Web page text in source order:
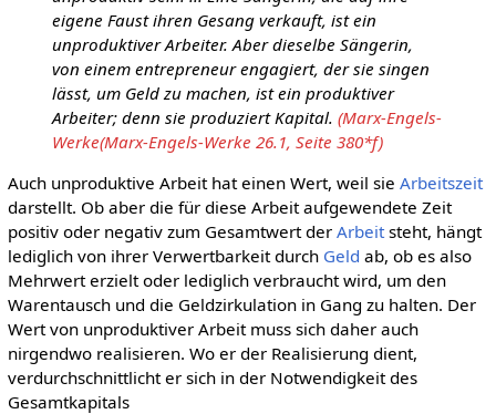
eigene Faust ihren Gesang verkauft, ist ein
unproduktiver Arbeiter. Aber dieselbe Sängerin,
von einem entrepreneur engagiert, der sie singen
lässt, um Geld zu machen, ist ein produktiver
Arbeiter; denn sie produziert Kapital. (Marx-Engels-
Werke(Marx-Engels-Werke 26.1, Seite 380*f)
Auch unproduktive Arbeit hat einen Wert, weil sie Arbeitszeit
darstellt. Ob aber die für diese Arbeit aufgewendete Zeit
positiv oder negativ zum Gesamtwert der Arbeitsteht, hängt
lediglich von ihrer Verwertbarkeit durch Geld ab, ob es also
Mehrwert erzielt oder lediglich verbraucht wird, um den
Warentausch und die Geldzirkulation in Gang zu halten. Der
Wert von unproduktiver Arbeit muss sich daher auch
nirgendwo realisieren. Wo er der Realisierung dient,
verdurchschnittlicht er sich in der Notwendigkeit des
Gesamtkapitals